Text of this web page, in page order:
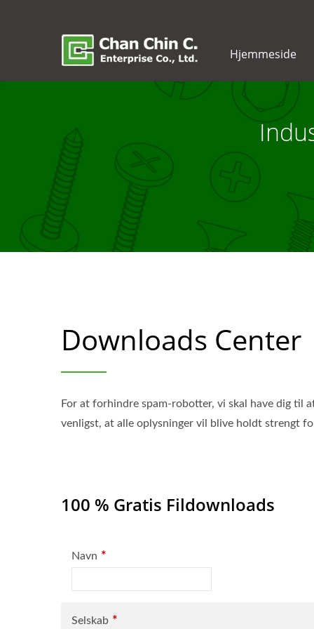
Hjemmeside
Downloads Center
For at forhindre spam-robotter, vi skal have dig til
venligst, at alle oplysninger vil blive holdt strengt
100 % Gratis Fildownloads
Navn *
Selskab *